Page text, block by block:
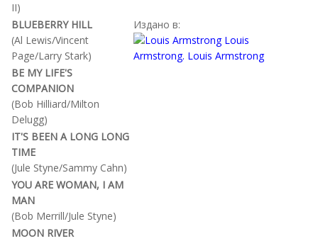
II)
BLUEBERRY HILL
(Al Lewis/Vincent
Page/Larry Stark)
Издано в:
BE MY LIFE'S
COMPANION
(Bob Hilliard/Milton
Delugg)
IT'S BEEN A LONG LONG
TIME
(Jule Styne/Sammy Cahn)
YOU ARE WOMAN, I AM
MAN
(Bob Merrill/Jule Styne)
MOON RIVER